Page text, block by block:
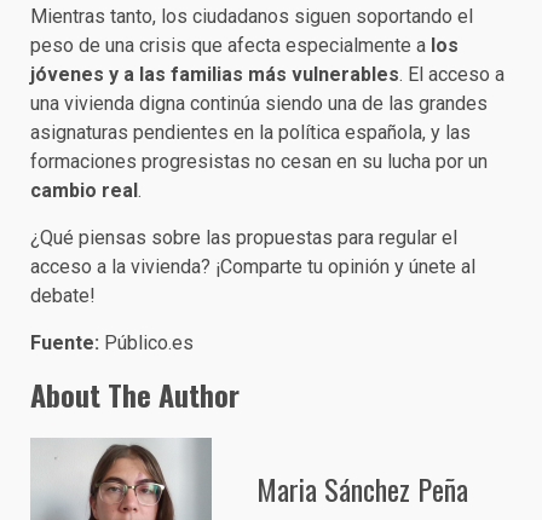
Mientras tanto, los ciudadanos siguen soportando el
peso de una crisis que afecta especialmente a los
jóvenes y a las familias más vulnerables. El acceso a
una vivienda digna continúa siendo una de las grandes
asignaturas pendientes en la política española, y las
formaciones progresistas no cesan en su lucha por un
cambio real.
¿Qué piensas sobre las propuestas para regular el
acceso a la vivienda? ¡Comparte tu opinión y únete al
debate!
Fuente: Público.es
About The Author
Maria Sánchez Peña